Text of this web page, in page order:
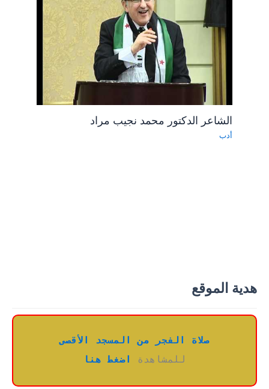
هدية الموقع
صلاة الفجر من المسجد الأقصى
للمشاهدة
اضغط هنا
الشاعر الدكتور محمد نجيب مراد
أدب